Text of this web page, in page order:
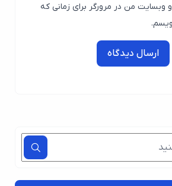
من در مرورگر برای زمانی که
ارسال دیدگاه